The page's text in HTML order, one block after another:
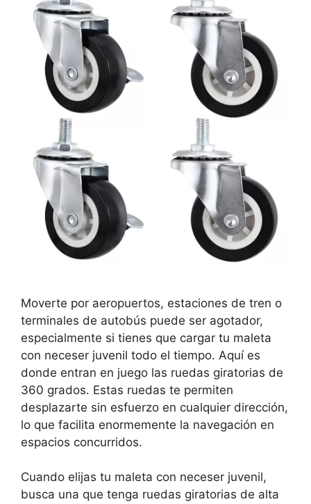
Moverte por aeropuertos, estaciones de tren o
terminales de autobús puede ser agotador,
especialmente si tienes que cargar tu maleta
con neceser juvenil todo el tiempo. Aquí es
donde entran en juego las ruedas giratorias de
360 grados. Estas ruedas te permiten
desplazarte sin esfuerzo en cualquier dirección,
lo que facilita enormemente la navegación en
espacios concurridos.
Cuando elijas tu maleta con neceser juvenil,
busca una que tenga ruedas giratorias de alta